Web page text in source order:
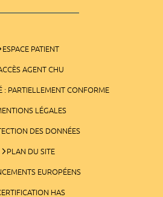
ESPACE PATIENT
AGENT CHU
: PARTIELLEMENT CONFORME
LÉGALES
DES DONNÉES
PLAN DU SITE
EUROPÉENS
HAS